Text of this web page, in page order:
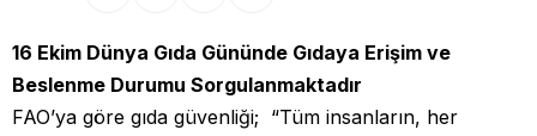
16 Ekim Dünya Gıda Gününde Gıdaya Erişim ve
Beslenme Durumu Sorgulanmaktadır
FAO’ya göre gıda güvenliği; “Tüm insanların, her